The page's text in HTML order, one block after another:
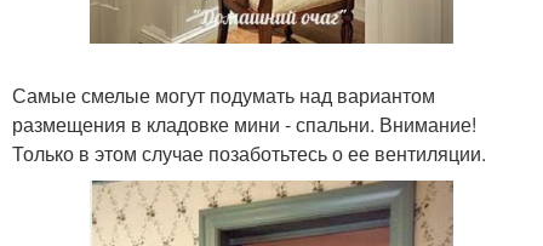
Самые смелые могут подумать над вариантом
размещения в кладовке мини - спальни. Внимание!
Только в этом случае позаботьтесь о ее вентиляции.